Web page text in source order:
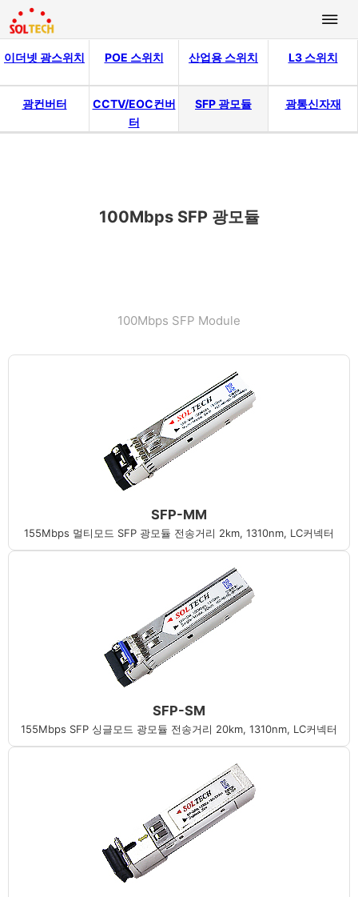
이더넷 광스위치 POE 스위치 산업용 스위치 L3 스위치
광컨버터
CCTV/EOC컨버
터
SFP 광모듈 광통신자재
100Mbps SFP 광모듈
100Mbps SFP Module
SFP-MM
155Mbps 멀티모드 SFP 광모듈 전송거리 2km, 1310nm, LC커넥터
SFP-SM
155Mbps SFP 싱글모드 광모듈 전송거리 20km, 1310nm, LC커넥터